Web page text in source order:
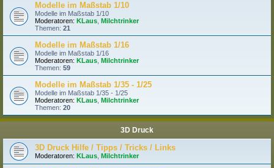
Modelle im Maßstab 1/10
Modelle im Maßstab 1/10
Moderatoren: KLaus Milchtrinker
Themen: 21
Modelle im Maßstab 1/16
Modelle im Maßstab 1/16
Moderatoren: KLaus Milchtrinker
Themen: 59
Modelle im Maßstab 1/35 - 1/25
Modelle im Maßstab 1/35 - 1/25
Moderatoren: KLaus Milchtrinker
Themen: 20
3D Druck
3D Druck Hilfe / Tipps / Tricks / Links
Moderatoren: KLaus Milchtrinker